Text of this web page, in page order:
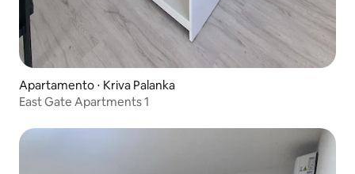
Apartamento ⋅ Kriva Palanka
East Gate Apartments 1